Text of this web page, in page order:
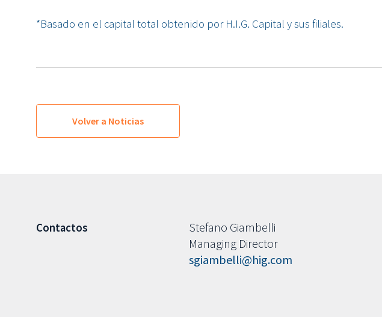
*Basado en el capital total obtenido por H.I.G. Capital y sus filiales.
Volver a Noticias
Contactos
Stefano Giambelli
Managing Director
sgiambelli@hig.com